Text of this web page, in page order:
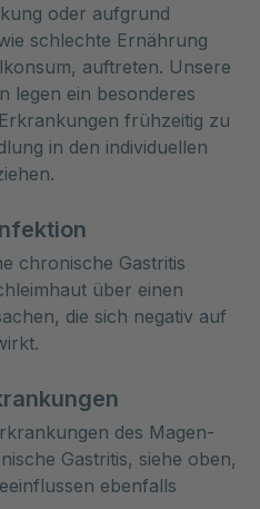
oder aufgrund
schlechte Ernährung
auftreten. Unsere
legen ein besonderes
frühzeitig zu
in den individuellen
chronische Gastritis
über einen
die sich negativ auf
des Magen-
Gastritis, siehe oben,
ebenfalls